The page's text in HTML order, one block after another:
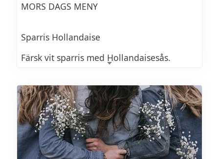
MORS DAGS MENY
Sparris Hollandaise
Färsk vit sparris med Hollandaisesås.
regnbågsrom 175 kr
Toast Skagen
Vår egen Skagenröra, smaksatt med riven
pepparrot,